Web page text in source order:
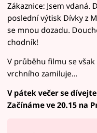
Zákaznice: Jsem vdaná.
poslední výtisk Dívky z
se mnou dozadu.
chodník!
V průběhu filmu se
vrchního zamiluje...
V pátek večer se
Začínáme ve 20.15 na